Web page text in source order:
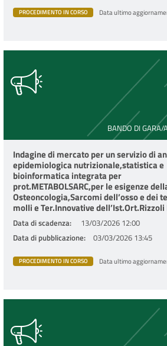
PROCEDIMENTO IN CORSO Data ultimo
BANDO DI GARA/
Indagine di mercato per un servizio di
epidemiologica nutrizionale,statistica e
bioinformatica integrata per
prot.METABOLSARC,per le esigenze
Osteoncologia,Sarcomi dell’osso e dei
molli e Ter.Innovative dell’Ist.Ort.Rizzoli
Data di scadenza
13/03/2026 12:00
Data di pubblicazione
03/03/2026 13:45
PROCEDIMENTO IN CORSO Data ultimo